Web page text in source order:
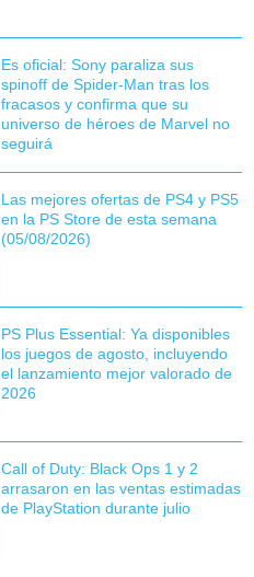
Es oficial: Sony paraliza sus
spinoff de Spider-Man tras los
fracasos y confirma que su
universo de héroes de Marvel no
seguirá
Las mejores ofertas de PS4 y PS5
en la PS Store de esta semana
(05/08/2026)
PS Plus Essential: Ya disponibles
los juegos de agosto, incluyendo
el lanzamiento mejor valorado de
2026
Call of Duty: Black Ops 1 y 2
arrasaron en las ventas estimadas
de PlayStation durante julio